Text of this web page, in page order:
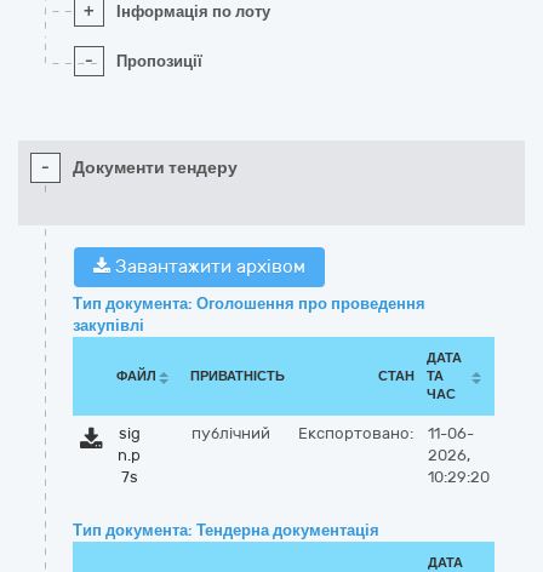
+ Інформація по лоту
- Пропозиції
- Документи тендеру
Завантажити архівом
Тип документа: Оголошення про проведення
закупівлі
ФАЙЛ ПРИВАТНІСТЬ СТАН
ДАТА
ТА
ЧАС
sig
n.p
7s
публічний Експортовано:
11-06-
2026,
10:29:20
Тип документа: Тендерна документація
ДАТА